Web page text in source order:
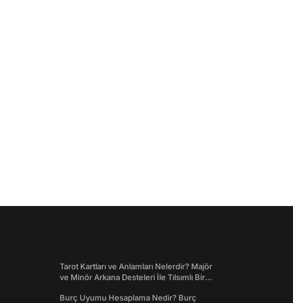
Tarot Kartları ve Anlamları Nelerdir? Majör
ve Minör Arkana Desteleri İle Tılsımlı Bir
Burç Uyumu Hesaplama Nedir? Burç